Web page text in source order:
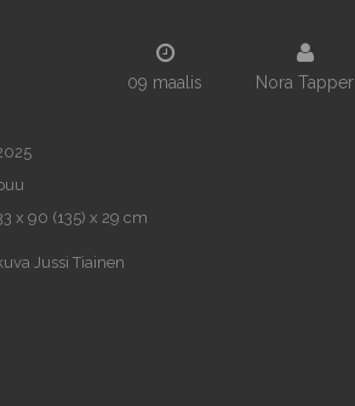
09 maalis Nora Tapper
x 90 (135) x 29 cm
Jussi Tiainen